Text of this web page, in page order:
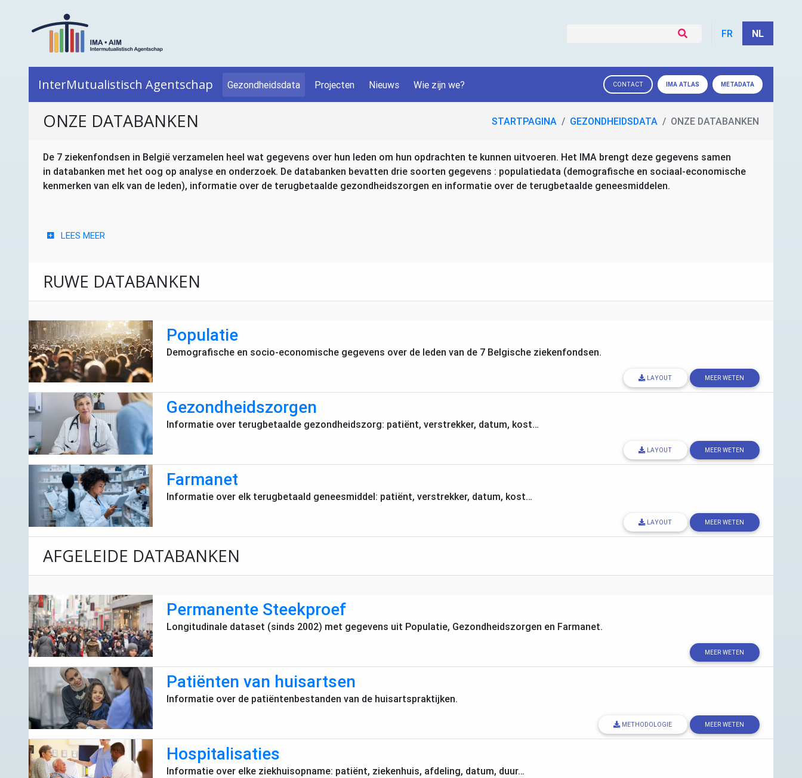
FR NL
InterMutualistisch Agentschap Gezondheidsdata Projecten Nieuws Wie zijn we? CONTACT IMA ATLAS METADATA
ONZE DATABANKEN STARTPAGINA GEZONDHEIDSDATA ONZE DATABANKEN
De 7 ziekenfondsen in België verzamelen heel wat gegevens over hun leden om hun opdrachten te kunnen uitvoeren. Het IMA brengt deze gegevens samen
in databanken met het oog op analyse en onderzoek. De databanken bevatten drie soorten gegevens : populatiedata (demografische en sociaal-economische
kenmerken van elk van de leden), informatie over de terugbetaalde gezondheidszorgen en informatie over de terugbetaalde geneesmiddelen.
LEES MEER
RUWE DATABANKEN
Populatie
Demografische en socio-economische gegevens over de leden van de 7 Belgische ziekenfondsen.
LAYOUT MEER WETEN
Gezondheidszorgen
Informatie over terugbetaalde gezondheidszorg: patiënt, verstrekker, datum, kost…
LAYOUT MEER WETEN
Farmanet
Informatie over elk terugbetaald geneesmiddel: patiënt, verstrekker, datum, kost…
LAYOUT MEER WETEN
AFGELEIDE DATABANKEN
Permanente Steekproef
Longitudinale dataset (sinds 2002) met gegevens uit Populatie, Gezondheidszorgen en Farmanet.
MEER WETEN
Patiënten van huisartsen
Informatie over de patiëntenbestanden van de huisartspraktijken.
METHODOLOGIE MEER WETEN
Hospitalisaties
Informatie over elke ziekhuisopname: patiënt, ziekenhuis, afdeling, datum, duur…